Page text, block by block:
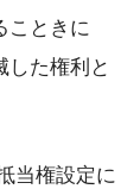
こときに
した権利と
当権設定に